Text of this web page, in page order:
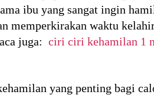
ibu yang sangat ingin
memperkirakan waktu
juga: ciri ciri kehamilan 1
yang penting bagi